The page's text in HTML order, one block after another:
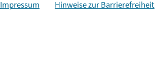
Impressum Hinweise zur Barrierefreiheit